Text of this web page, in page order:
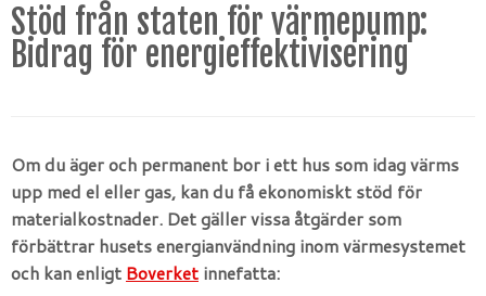
Stöd från staten för värmepump:
Bidrag för energieffektivisering
Om du äger och permanent bor i ett hus som idag värms
upp med el eller gas, kan du få ekonomiskt stöd för
materialkostnader. Det gäller vissa åtgärder som
förbättrar husets energianvändning inom värmesystemet
och kan enligt Boverket innefatta: